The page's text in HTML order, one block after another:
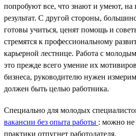
попробуют все, что знают и умеют, на
результат. С другой стороны,
готовы учиться, ценят помощь и
стремятся к профессиональному
карьерной лестнице. Работа с
это прежде всего умение их
бизнеса, руководителю нужен
должен быть целью работника.
Специально для молодых
вакансии без опыта работы : можно не
практики отпугнет работодателя.